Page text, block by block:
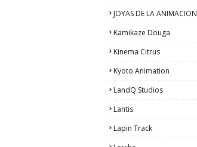
JOYAS DE LA ANIMACION
Kamikaze Douga
Kinema Citrus
Kyoto Animation
LandQ Studios
Lantis
Lapin Track